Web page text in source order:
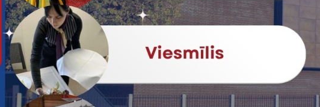
01.09.2017. NORDPLUS
Šī gada augustā Jelgavas Tehnikums un Dānijas zinātnes
augstākās izglītības aģentūra parakstīja sadarbības līgumu
projekta “Labāka apmācība pieaugušajiem – Ziemeļvalstu
pieredze” NPAD-2017/10090 īstenošanu NORDPLUS
programmas ietvaros…